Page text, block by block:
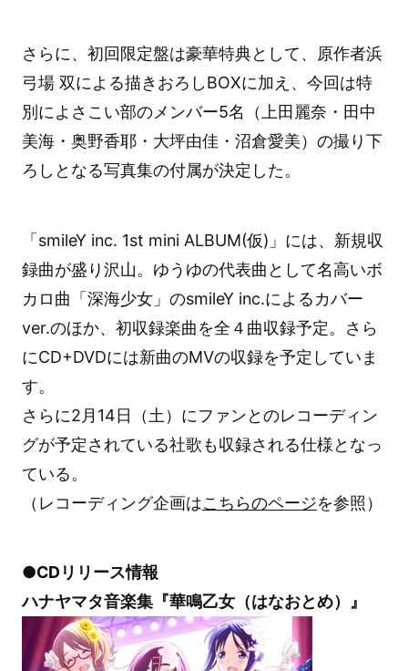
さらに、初回限定盤は豪華特典として、原作者浜
弓場 双による描きおろしBOXに加え、今回は特
別によさこい部のメンバー5名（上田麗奈・田中
美海・奥野香耶・大坪由佳・沼倉愛美）の撮り下
ろしとなる写真集の付属が決定した。
「smileY inc. 1st mini ALBUM(仮)」には、新規収
録曲が盛り沢山。ゆうゆの代表曲として名高いボ
カロ曲「深海少女」のsmileY inc.によるカバー
ver.のほか、初収録楽曲を全４曲収録予定。さら
にCD+DVDには新曲のMVの収録を予定していま
す。
さらに2月14日（土）にファンとのレコーディン
グが予定されている社歌も収録される仕様となっ
ている。
（レコーディング企画はこちらのページを参照）
●CDリリース情報
ハナヤマタ音楽集『華鳴乙女（はなおとめ）』